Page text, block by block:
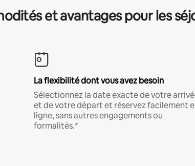
et avantages pour les
La flexibilité dont vous avez besoin
Sélectionnez la date exacte de votre
et de votre départ et réservez facilement
ligne, sans autres engagements ou
formalités.*